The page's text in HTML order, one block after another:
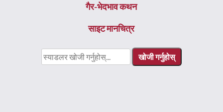
गैर-भेदभाव कथन
साइट मानचित्र
यसका
लागि